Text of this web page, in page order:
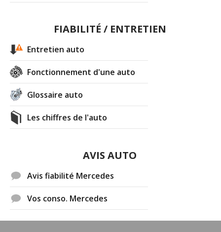
FIABILITÉ / ENTRETIEN
Entretien auto
Fonctionnement d'une auto
Glossaire auto
Les chiffres de l'auto
AVIS AUTO
Avis fiabilité Mercedes
Vos conso. Mercedes